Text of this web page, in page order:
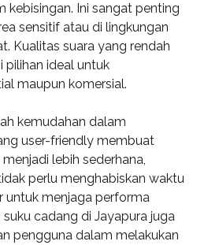
kebisingan. Ini sangat penting
sensitif atau di lingkungan
Kualitas suara yang rendah
pilihan ideal untuk
maupun komersial.
kemudahan dalam
user-friendly membuat
lebih sederhana,
perlu menghabiskan waktu
untuk menjaga performa
cadang di Jayapura juga
pengguna dalam melakukan